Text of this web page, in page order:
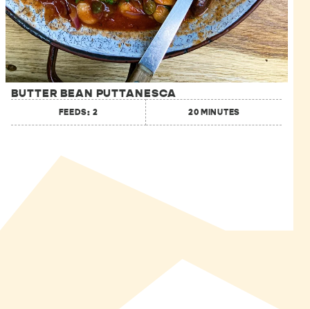
BUTTER BEAN PUTTANESCA
FEEDS: 2 20 MINUTES